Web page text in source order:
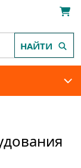
НАЙТИ